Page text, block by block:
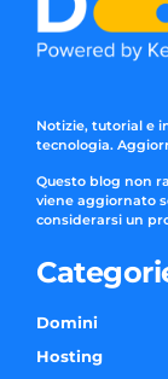
Notizie, tutorial e
tecnologia.
Questo blog non
viene aggiornato
considerarsi un
Domini
Hosting